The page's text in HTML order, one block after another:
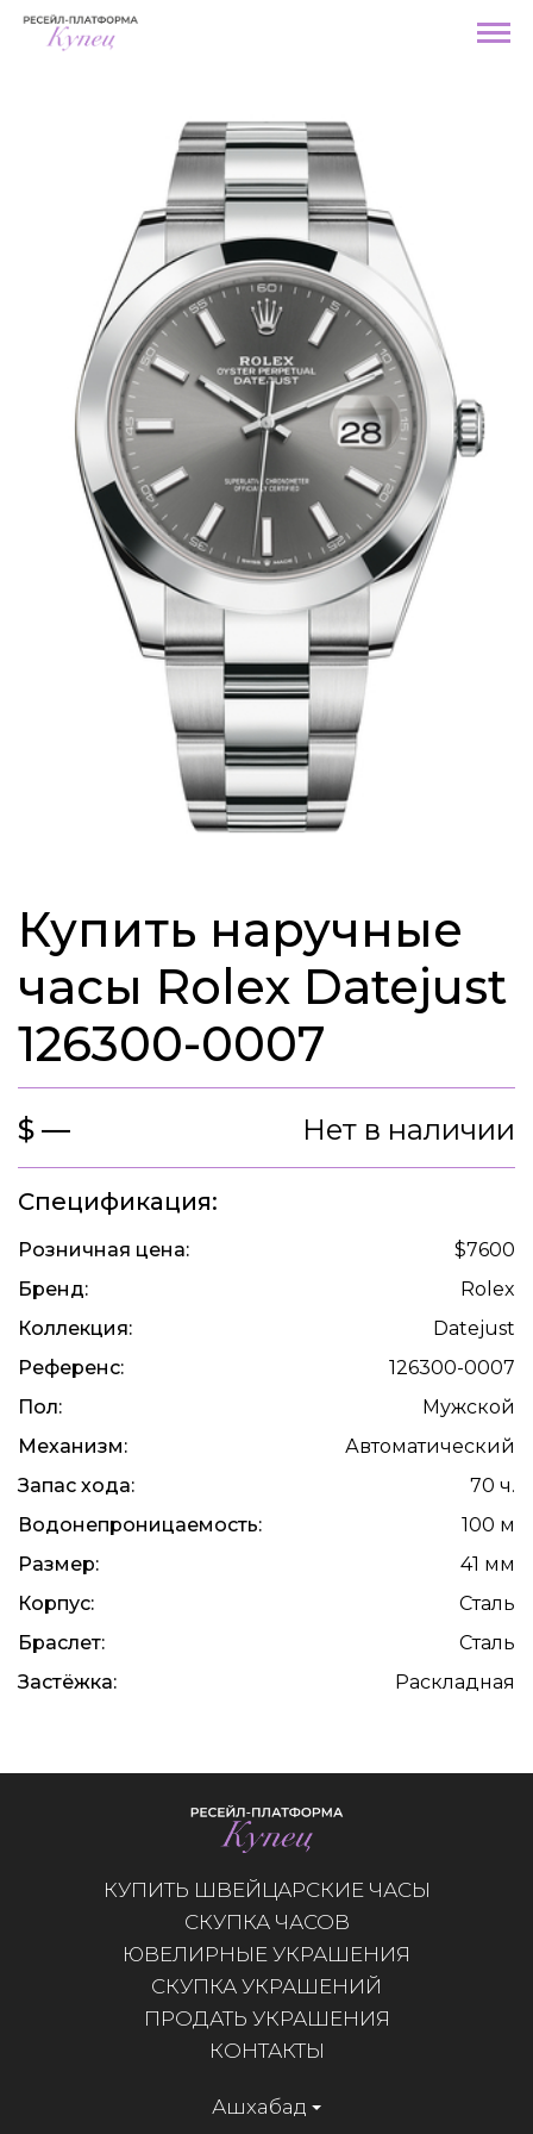
Купить наручные
часы Rolex Datejust
126300-0007
$ — Нет в наличии
Спецификация:
Розничная цена:
$7600
Бренд:
Rolex
Коллекция:
Datejust
Референс:
126300-0007
Пол:
Мужской
Механизм:
Автоматический
Запас хода:
70 ч.
Водонепроницаемость:
100 м
Размер:
41 мм
Корпус:
Сталь
Браслет:
Сталь
Застёжка:
Раскладная
КУПИТЬ ШВЕЙЦАРСКИЕ ЧАСЫ
СКУПКА ЧАСОВ
ЮВЕЛИРНЫЕ УКРАШЕНИЯ
СКУПКА УКРАШЕНИЙ
ПРОДАТЬ УКРАШЕНИЯ
КОНТАКТЫ
Ашхабад